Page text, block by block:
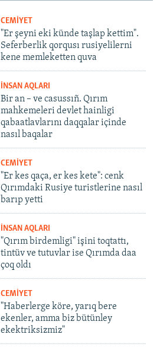
CEMİYET
"Er şeyni eki künde taşlap kettim".
Seferberlik qorqusı rusiyelilerni
kene memleketten quva
İNSAN AQLARI
Bir an – ve casussıñ. Qırım
mahkemeleri devlet hainligi
qabaatlavlarını daqqalar içinde
nasıl baqalar
CEMİYET
"Er kes qaça, er kes kete": cenk
Qırımdaki Rusiye turistlerine nasıl
barıp yetti
İNSAN AQLARI
"Qırım birdemligi" işini toqtattı,
tintüv ve tutuvlar ise Qırımda daa
çoq oldı
CEMİYET
"Haberlerge köre, yarıq bere
ekenler, amma biz bütünley
ekektriksizmiz"